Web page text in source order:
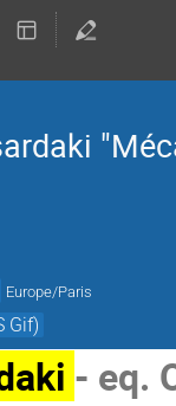
Europe/Paris
Gif)
- eq.